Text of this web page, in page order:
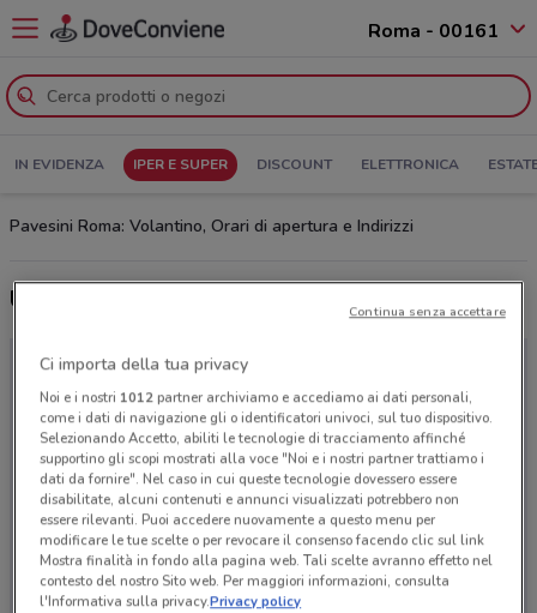
Roma - 00161
IN EVIDENZA IPER E SUPER DISCOUNT ELETTRONICA
Pavesini Roma: Volantino, Orari di apertura e Indirizzi
Ultime offerte del volantino Pavesini
Ci importa della tua privacy
Noi e i nostri 1012partner archiviamo e accediamo ai dati personali,
come i dati di navigazione gli o identificatori univoci, sul tuo dispositivo.
Selezionando Accetto, abiliti le tecnologie di tracciamento affinché
supportino gli scopi mostrati alla voce "Noi e i nostri partner trattiamo i
dati da fornire". Nel caso in cui queste tecnologie dovessero essere
disabilitate, alcuni contenuti e annunci visualizzati potrebbero non
essere rilevanti. Puoi accedere nuovamente a questo menu per
modificare le tue scelte o per revocare il consenso facendo clic sul link
Mostra finalità in fondo alla pagina web. Tali scelte avranno effetto nel
contesto del nostro Sito web. Per maggiori informazioni, consulta
l'Informativa sulla privacy.Privacy policy
Continua senza accettare